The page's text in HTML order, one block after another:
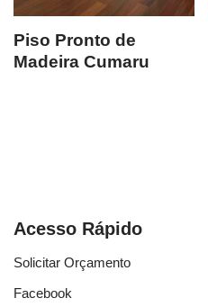
Piso Pronto de
Madeira Cumaru
Acesso Rápido
Solicitar Orçamento
Facebook